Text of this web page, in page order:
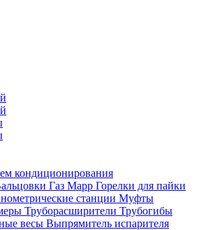
кондиционирования
Газ Mapp Горелки для пайки
станции Муфты
Труборасширители Трубогибы
весы Выпрямитель испарителя